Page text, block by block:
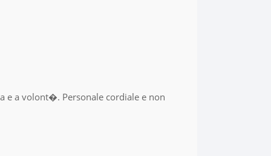
e a volont�. Personale cordiale e non